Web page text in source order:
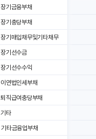
장기금융부채
장기충당부채
장기매입채무및기타채무
장기선수금
장기선수수익
이연법인세부채
퇴직급여충당부채
기타
기타금융업부채